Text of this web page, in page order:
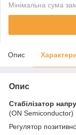
Мінімальна сума
Опис
Опис
Стабілізатор
(ON Semiconductor)
Регулятор